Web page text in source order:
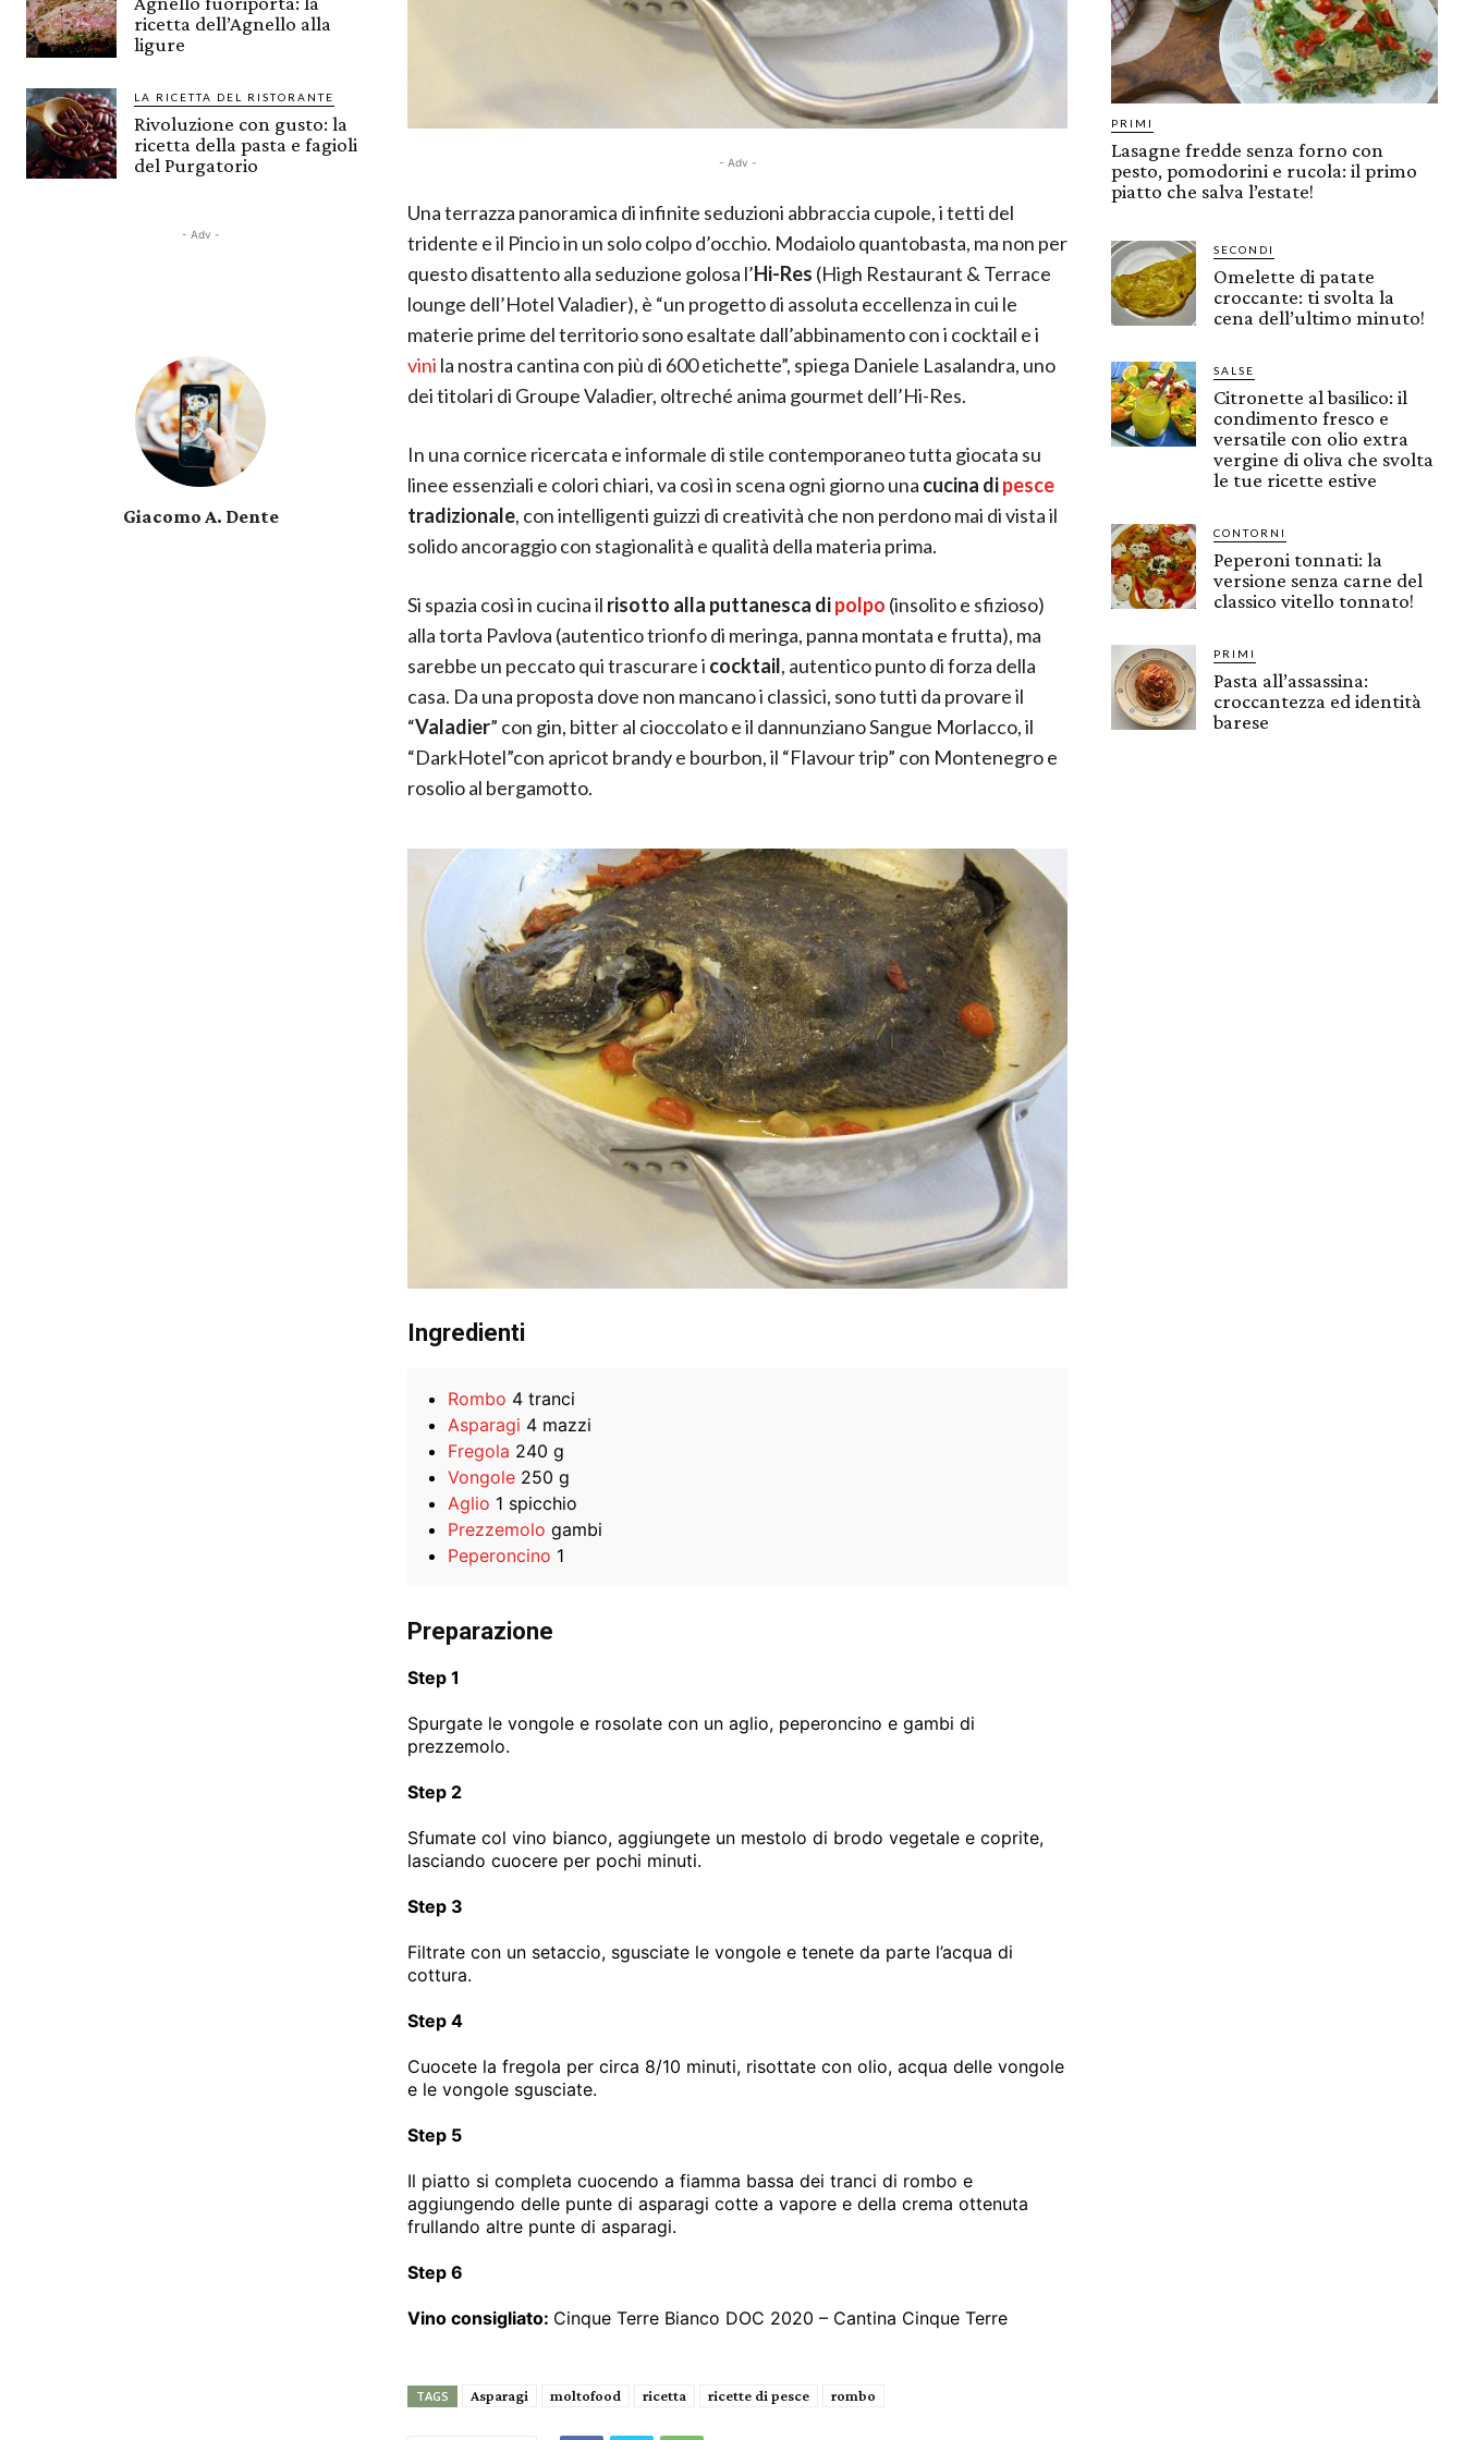
ricetta dell’Agnello alla
ligure
LA RICETTA DEL RISTORANTE
Rivoluzione con gusto: la
ricetta della pasta e fagioli
del Purgatorio
- Adv -
Giacomo A. Dente
- Adv -
Una terrazza panoramica di infinite seduzioni abbraccia cupole, i tetti del
tridente e il Pincio in un solo colpo d’occhio. Modaiolo quantobasta, ma non per
questo disattento alla seduzione golosa l’Hi-Res (High Restaurant & Terrace
lounge dell’Hotel Valadier), è “un progetto di assoluta eccellenza in cui le
materie prime del territorio sono esaltate dall’abbinamento con i cocktail e i
vini la nostra cantina con più di 600 etichette”, spiega Daniele Lasalandra, uno
dei titolari di Groupe Valadier, oltreché anima gourmet dell’Hi-Res.
In una cornice ricercata e informale di stile contemporaneo tutta giocata su
linee essenziali e colori chiari, va così in scena ogni giorno una cucina dipesce
tradizionale, con intelligenti guizzi di creatività che non perdono mai di vista il
solido ancoraggio con stagionalità e qualità della materia prima.
Si spazia così in cucina il risotto alla puttanesca dipolpo (insolito e sfizioso)
alla torta Pavlova (autentico trionfo di meringa, panna montata e frutta), ma
sarebbe un peccato qui trascurare i cocktail, autentico punto di forza della
casa. Da una proposta dove non mancano i classici, sono tutti da provare il
“Valadier” con gin, bitter al cioccolato e il dannunziano Sangue Morlacco, il
“DarkHotel”con apricot brandy e bourbon, il “Flavour trip” con Montenegro e
rosolio al bergamotto.
Ingredienti
Rombo 4 tranci
Asparagi 4 mazzi
Fregola 240 g
Vongole 250 g
Aglio 1 spicchio
Prezzemolo gambi
Peperoncino 1
Preparazione
Step 1
Spurgate le vongole e rosolate con un aglio, peperoncino e gambi di
prezzemolo.
Step 2
Sfumate col vino bianco, aggiungete un mestolo di brodo vegetale e coprite,
lasciando cuocere per pochi minuti.
Step 3
Filtrate con un setaccio, sgusciate le vongole e tenete da parte l’acqua di
cottura.
Step 4
Cuocete la fregola per circa 8/10 minuti, risottate con olio, acqua delle vongole
e le vongole sgusciate.
Step 5
Il piatto si completa cuocendo a fiamma bassa dei tranci di rombo e
aggiungendo delle punte di asparagi cotte a vapore e della crema ottenuta
frullando altre punte di asparagi.
Step 6
Vino consigliato: Cinque Terre Bianco DOC 2020 – Cantina Cinque Terre
TAGS Asparagi moltofood ricetta ricette di pesce rombo
PRIMI
Lasagne fredde senza forno con
pesto, pomodorini e rucola: il primo
piatto che salva l’estate!
SECONDI
Omelette di patate
croccante: ti svolta la
cena dell’ultimo minuto!
SALSE
Citronette al basilico: il
condimento fresco e
versatile con olio extra
vergine di oliva che svolta
le tue ricette estive
CONTORNI
Peperoni tonnati: la
versione senza carne del
classico vitello tonnato!
PRIMI
Pasta all’assassina:
croccantezza ed identità
barese